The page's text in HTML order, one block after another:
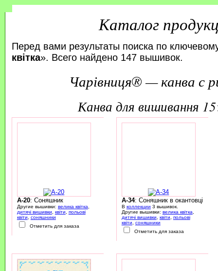
Каталог
Перед вами результаты поиска по
квітка». Всего найдено 147 вышивок.
Чарівниця® — канва с
канва для вишивання
A-20: Соняшник
Другие вышивки: велика квітка
дитячі вишивки
квіти
польові
квіти
соняшники
Отметить для заказа
A-34: Соняшник в окантовці
В коллекции 3 вышивок.
Другие вышивки: велика квітка
дитячі вишивки
квіти
польові
квіти
соняшники
Отметить для заказа